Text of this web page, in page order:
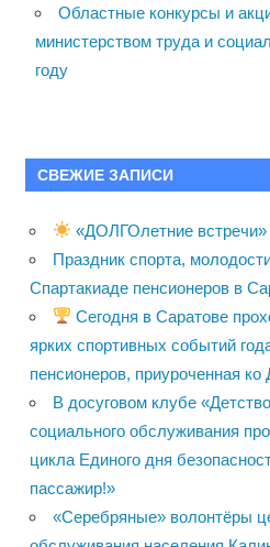
Областные конкурсы и
министерством труда и
году
СВЕЖИЕ ЗАПИСИ
«ДОЛГОлетние
Праздник спорта,
Спартакиаде пенсионеров в
Сегодня в Саратове
ярких спортивных событий
пенсионеров, приуроченная
В досуговом клубе
социального обслуживания
цикла Единого дня
пассажир!»
«Серебряные» волонтёры